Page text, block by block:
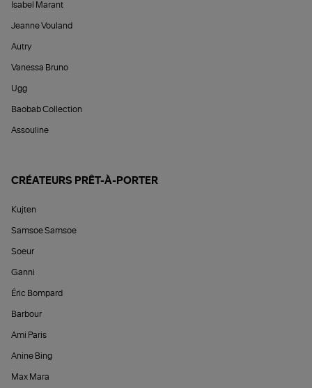
Isabel Marant
Jeanne Vouland
Autry
Vanessa Bruno
Ugg
Baobab Collection
Assouline
CRÉATEURS PRÊT-À-PORTER
Kujten
Samsoe Samsoe
Soeur
Ganni
Éric Bompard
Barbour
Ami Paris
Anine Bing
Max Mara